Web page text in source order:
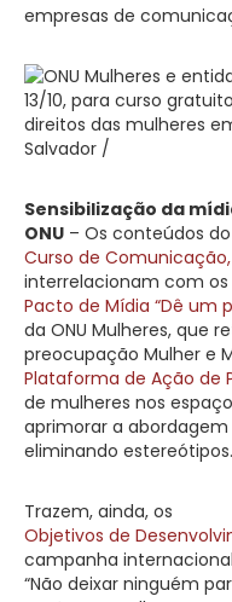
empresas de
Sensibilização da
ONU – Os conteúdos do
Curso de
interrelacionam com
Pacto de Mídia “Dê um
da ONU Mulheres, que
preocupação Mulher e
Plataforma de Ação de
de mulheres nos
aprimorar a
eliminando estereótipos.
Trazem, ainda, os
Objetivos de
campanha internacional
“Não deixar ninguém